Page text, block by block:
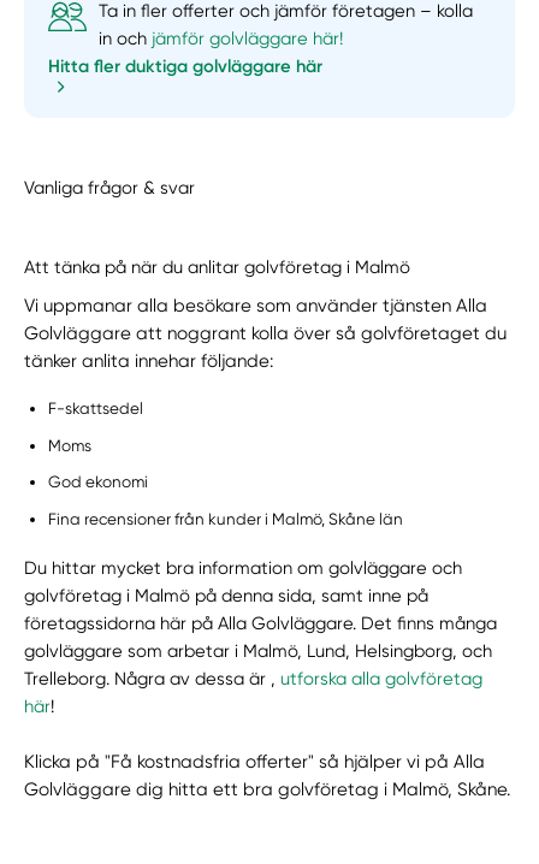
Ta in fler offerter och jämför företagen – kolla
in och jämför golvläggare här!
Hitta fler duktiga golvläggare här
Vanliga frågor & svar
Att tänka på när du anlitar golvföretag i Malmö
Vi uppmanar alla besökare som använder tjänsten Alla
Golvläggare att noggrant kolla över så golvföretaget du
tänker anlita innehar följande:
F-skattsedel
Moms
God ekonomi
Fina recensioner från kunder i Malmö, Skåne län
Du hittar mycket bra information om golvläggare och
golvföretag i Malmö på denna sida, samt inne på
företagssidorna här på Alla Golvläggare. Det finns många
golvläggare som arbetar i Malmö, Lund, Helsingborg, och
Trelleborg. Några av dessa är ,utforska alla golvföretag
här!
Klicka på "Få kostnadsfria offerter" så hjälper vi på Alla
Golvläggare dig hitta ett bra golvföretag i Malmö, Skåne.